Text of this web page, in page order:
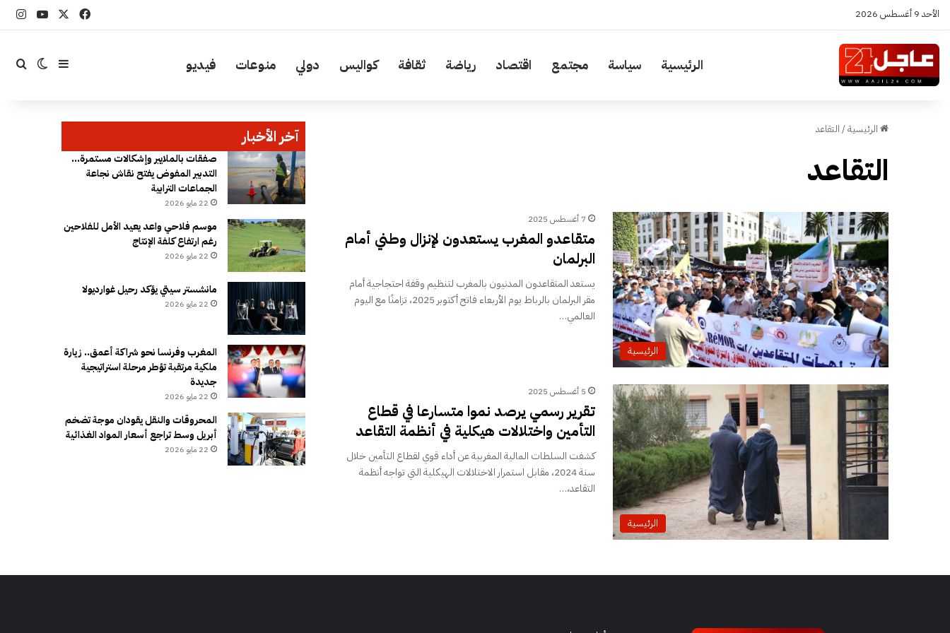
الأحد 9 أغسطس 2026 فيسبوك
الرئيسية سياسة مجتمع اقتصاد رياضة ثقافة كواليس دولي منوعات فيديو إضافة عمود
الوضع
الرئيسية/ التقاعد
التقاعد
الرئيسية
7 أغسطس 2025
متقاعدو المغرب يستعدون لإنزال وطني أمام
البرلمان
يستعد المتقاعدون المدنيون بالمغرب لتنظيم وقفة احتجاجية أمام
مقر البرلمان بالرباط يوم الأربعاء فاتح أكتوبر 2025، تزامنًا مع اليوم
العالمي…
الرئيسية
5 أغسطس 2025
تقرير رسمي يرصد نموا متسارعا في قطاع
التأمين واختلالات هيكلية في أنظمة التقاعد
كشفت السلطات المالية المغربية عن أداء قوي لقطاع التأمين خلال
سنة 2024، مقابل استمرار الاختلالات الهيكلية التي تواجه أنظمة
التقاعد،…
آخر الأخبار
صفقات بالملايير وإشكالات مستمرة…
التدبير المفوض يفتح نقاش نجاعة
الجماعات الترابية
22 مايو 2026
موسم فلاحي واعد يعيد الأمل للفلاحين
رغم ارتفاع كلفة الإنتاج
22 مايو 2026
مانشستر سيتي يؤكد رحيل غوارديولا
22 مايو 2026
المغرب وفرنسا نحو شراكة أعمق.. زيارة
ملكية مرتقبة تؤطر مرحلة استراتيجية
جديدة
22 مايو 2026
المحروقات والنقل يقودان موجة تضخم
أبريل وسط تراجع أسعار المواد الغذائية
22 مايو 2026